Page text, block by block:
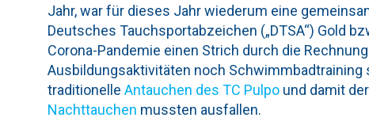
Jahr, war für dieses Jahr wiederum eine
Deutsches Tauchsportabzeichen („DTSA“) Gold
Corona-Pandemie einen Strich durch die
Ausbildungsaktivitäten noch Schwimmbadtraining
traditionelle Antauchen des TC Pulpo und damit
Nachttauchen mussten ausfallen.